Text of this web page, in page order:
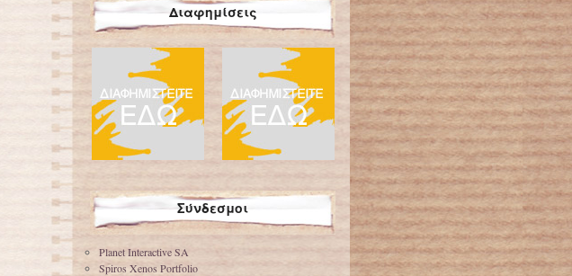
Διαφημίσεις
Σύνδεσμοι
Planet Interactive SA
Spiros Xenos Portfolio